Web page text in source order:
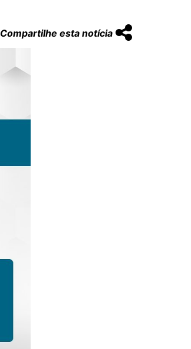
Compartilhe esta notícia